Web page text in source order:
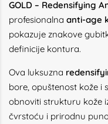
GOLD – Redensifying
profesionalna anti-age
pokazuje znakove
definicije kontura.
Ova luksuzna
bore, opuštenost kože i
obnoviti strukturu kože
čvrstoću i prirodnu